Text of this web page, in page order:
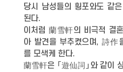
당시 남성들의 횡포와도 같
된다.
이처럼 蘭雪軒의 비극적 결
아 발견을 부추켰으며, 詩作
를 모색케 한다.
蘭雪軒은 「遊仙詞」와 같이